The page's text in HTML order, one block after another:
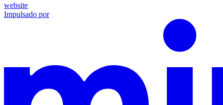
website
Impulsado por